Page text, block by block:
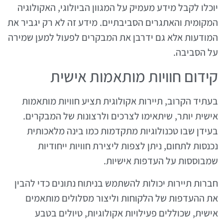
יוכלו לקבל מידע מעמיק על המגוון הביולוגי, האקולוגיה
המקומית והאתגרים הסביבתיים. מידע זה לא רק יגביר את
המודעות אלא גם ידרבן את המבקרים לפעול למען שמירה
על הסביבה.
קידום חוויות מותאמות אישית
בעתיד הקרוב, תיירות אקולוגית תציע חוויות מותאמות
אישית יותר, שיתאימו לצרכים ולרצונות של המבקרים.
בעידן שבו טכנולוגיות מתקדמות כמו בינה מלאכותית
נכנסות לתחום, ניתן לצפות ליצירת חוויות ייחודיות
שמבוססות על העדפות אישיות.
חברות תיירות יכולות להשתמש בניתוח נתונים כדי להבין
את ההעדפות של הלקוחות וליצור מסלולים מותאמים
אישית, שכוללים פעילויות אקולוגיות, טיולים בטבע